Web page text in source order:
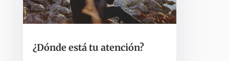
¿Dónde está tu atención?